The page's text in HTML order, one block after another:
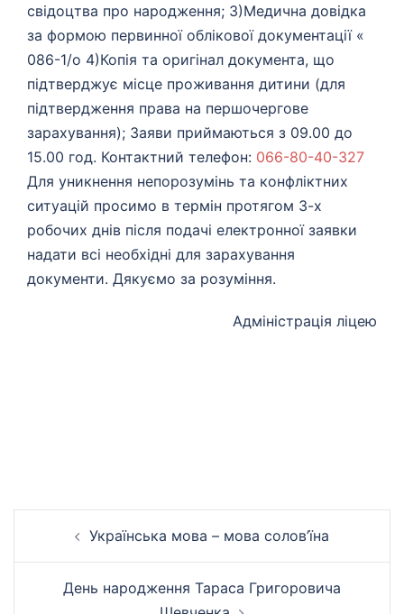
свідоцтва про народження; 3)Медична довідка
за формою первинної облікової документації «
086-1/о 4)Копія та оригінал документа, що
підтверджує місце проживання дитини (для
підтвердження права на першочергове
зарахування); Заяви приймаються з 09.00 до
15.00 год. Контактний телефон: 066-80-40-327
Для уникнення непорозумінь та конфліктних
ситуацій просимо в термін протягом 3-х
робочих днів після подачі електронної заявки
надати всі необхідні для зарахування
документи. Дякуємо за розуміння.
Адміністрація ліцею
запису
Українська мова – мова солов’їна
День народження Тараса Григоровича